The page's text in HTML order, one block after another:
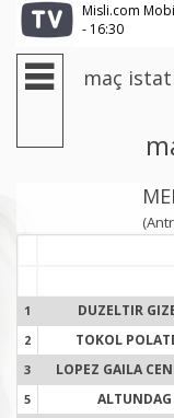
Misli.com
- 16:30
maç
1 DUZELTIR
2 TOKOL
3 LOPEZ GAILA
5